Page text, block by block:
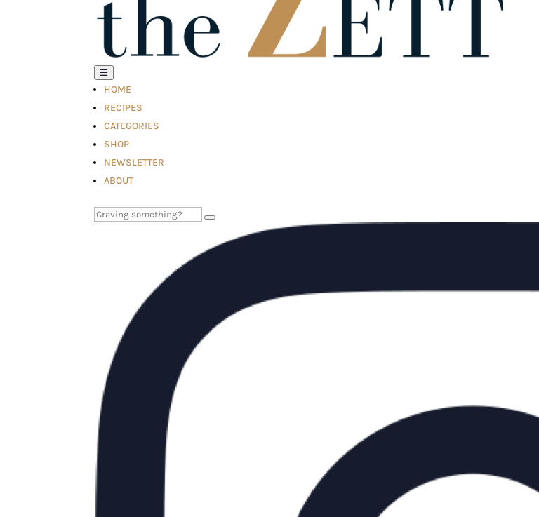
☰
HOME
RECIPES
CATEGORIES
SHOP
NEWSLETTER
ABOUT